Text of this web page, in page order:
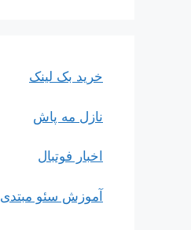
خرید بک لینک
نازل مه پاش
اخبار فوتبال
آموزش سئو مبتدی